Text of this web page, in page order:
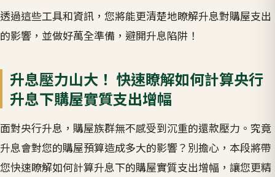
透過這些工具和資訊，您將能更清楚地瞭解升息對購屋支出
的影響，並做好萬全準備，避開升息陷阱！
升息壓力山大！ 快速瞭解如何計算央行
升息下購屋實質支出增幅
面對央行升息，購屋族群無不感受到沉重的還款壓力。究竟
升息會對您的購屋預算造成多大的影響？別擔心，本段將帶
您快速瞭解如何計算升息下的購屋實質支出增幅，讓您更精